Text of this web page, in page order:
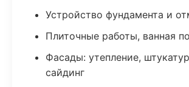
Устройство фундамента и
Плиточные работы, ванная
Фасады: утепление,
сайдинг